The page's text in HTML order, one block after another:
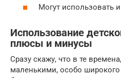
Могут использовать
Использование
плюсы и минусы
Сразу скажу, что в те
маленькими, особо